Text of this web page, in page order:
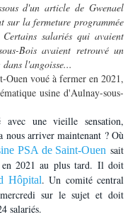
d'un article de Gwenael
la fermeture programmée
salariés qui avaient
Bois avaient retrouvé un
l'angoisse...
Ouen voué à fermer en 2021,
usine d'Aulnay-sous-
avec une vieille sensation,
nous arriver maintenant ? Où
PSA de Saint-Ouen sait
en 2021 au plus tard. Il doit
Hôpital. Un comité central
sur le sujet et doit
salariés.